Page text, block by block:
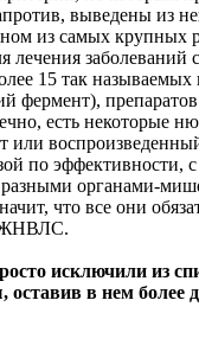
выведены из
из самых крупных
лечения заболеваний
15 так
фермент),
есть некоторые
или
по эффективности,
органами-
что все они
ЖНВЛС.
исключили из
в нем более